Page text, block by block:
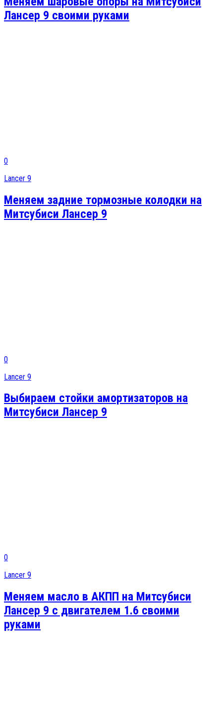
Лансер 9 своими руками
0
Lancer 9
Меняем задние тормозные колодки на
Митсубиси Лансер 9
0
Lancer 9
Выбираем стойки амортизаторов на
Митсубиси Лансер 9
0
Lancer 9
Меняем масло в АКПП на Митсубиси
Лансер 9 с двигателем 1.6 своими
руками